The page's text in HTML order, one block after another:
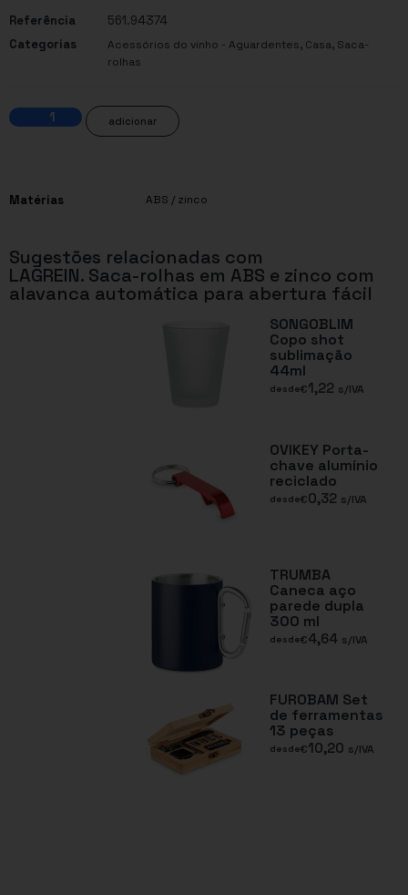
Referência
561.94374
Categorias
Acessórios do vinho - Aguardentes, Casa, Saca-
rolhas
adicionar
Matérias ABS / zinco
Sugestões relacionadas com
LAGREIN. Saca-rolhas em ABS e zinco com
alavanca automática para abertura fácil
SONGOBLIM
Copo shot
sublimação
44ml
desde€1,22 s/IVA
OVIKEY Porta-
chave alumínio
reciclado
desde€0,32 s/IVA
TRUMBA
Caneca aço
parede dupla
300 ml
desde€4,64 s/IVA
FUROBAM Set
de ferramentas
13 peças
desde€10,20 s/IVA